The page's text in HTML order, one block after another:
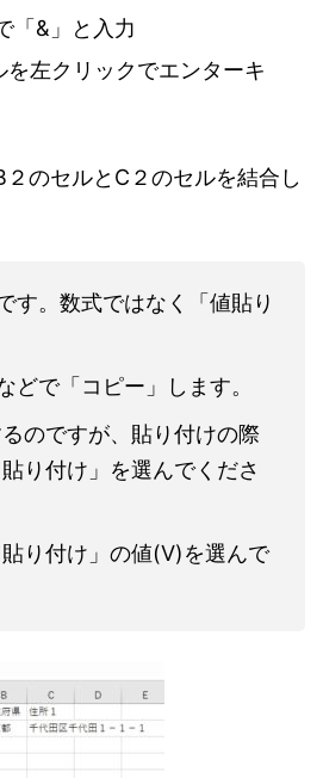
「&」と入力
左クリックでエンターキ
のセルとC２のセルを結合し
す。数式ではなく「値貼り
どで「コピー」します。
るのですが、貼り付けの際
り付け」を選んでくださ
貼り付け」の値(V)を選んで